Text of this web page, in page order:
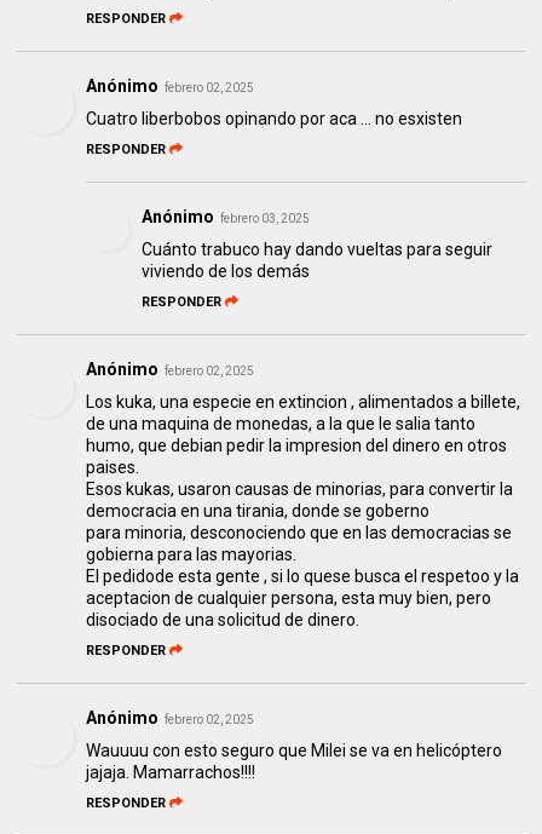
RESPONDER
Anónimo febrero 02, 2025
Cuatro liberbobos opinando por aca ... no esxisten
RESPONDER
Anónimo febrero 03, 2025
Cuánto trabuco hay dando vueltas para seguir
viviendo de los demás
RESPONDER
Anónimo febrero 02, 2025
Los kuka, una especie en extincion , alimentados a billete,
de una maquina de monedas, a la que le salia tanto
humo, que debian pedir la impresion del dinero en otros
paises.
Esos kukas, usaron causas de minorias, para convertir la
democracia en una tirania, donde se goberno
para minoria, desconociendo que en las democracias se
gobierna para las mayorias.
El pedidode esta gente , si lo quese busca el respetoo y la
aceptacion de cualquier persona, esta muy bien, pero
disociado de una solicitud de dinero.
RESPONDER
Anónimo febrero 02, 2025
Wauuuu con esto seguro que Milei se va en helicóptero
jajaja. Mamarrachos!!!!
RESPONDER